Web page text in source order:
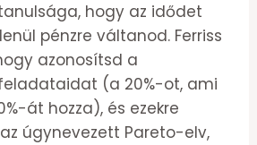
hogy az idődet
pénzre váltanod. Ferriss
azonosítsd a
(a 20%-ot, ami
át hozza), és ezekre
úgynevezett Pareto-elv,